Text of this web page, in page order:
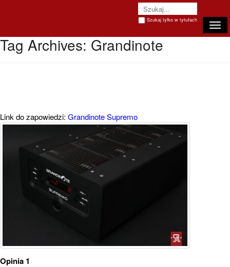
Szukaj tylko w tytułach
Tag Archives: Grandinote
Link do zapowiedzi: Grandinote Supremo
Opinia 1